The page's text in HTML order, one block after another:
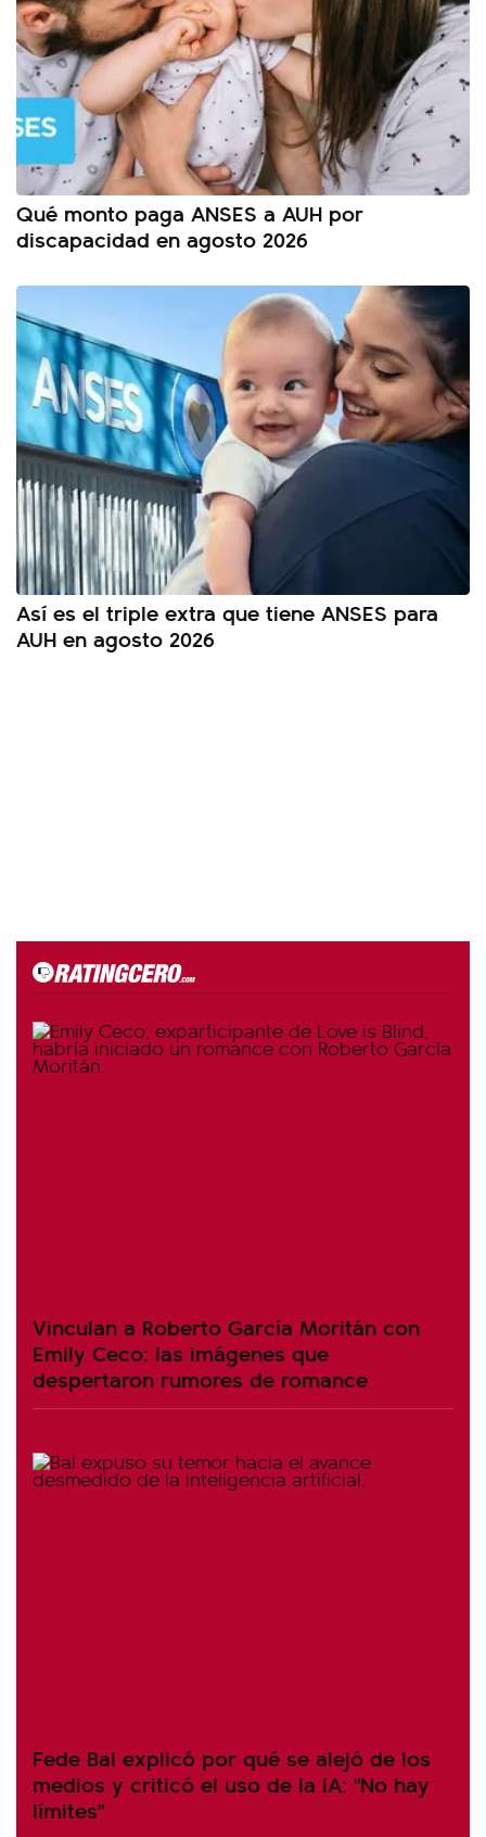
Qué monto paga ANSES a AUH por
discapacidad en agosto 2026
Así es el triple extra que tiene ANSES para
AUH en agosto 2026
Vinculan a Roberto García Moritán con
Emily Ceco: las imágenes que
despertaron rumores de romance
Fede Bal explicó por qué se alejó de los
medios y criticó el uso de la IA: "No hay
límites"